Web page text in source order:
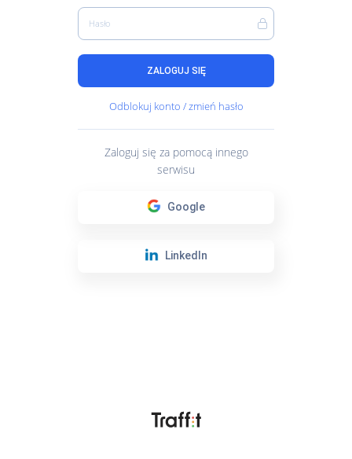
Hasło
ZALOGUJ SIĘ
Odblokuj konto / zmień hasło
Zaloguj się za pomocą innego
serwisu
Google
LinkedIn